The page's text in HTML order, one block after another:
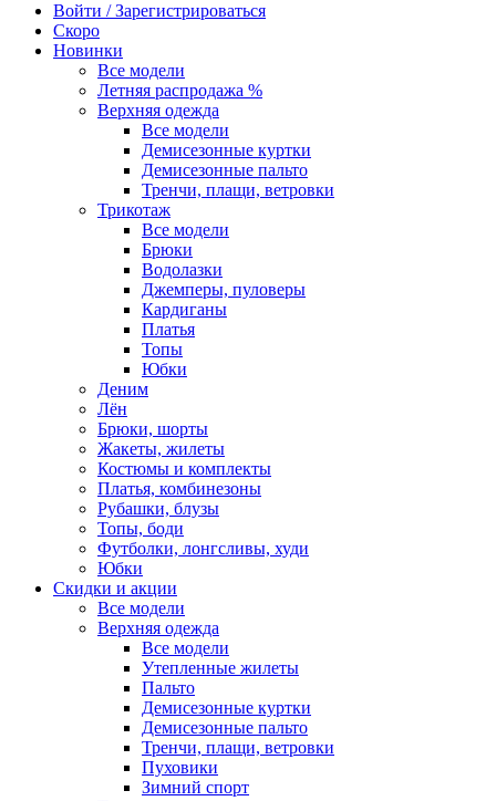
Войти / Зарегистрироваться
Скоро
Новинки
Все модели
Летняя распродажа %
Верхняя одежда
Все модели
Демисезонные куртки
Демисезонные пальто
Тренчи, плащи, ветровки
Трикотаж
Все модели
Брюки
Водолазки
Джемперы, пуловеры
Кардиганы
Платья
Топы
Юбки
Деним
Лён
Брюки, шорты
Жакеты, жилеты
Костюмы и комплекты
Платья, комбинезоны
Рубашки, блузы
Топы, боди
Футболки, лонгсливы, худи
Юбки
Скидки и акции
Все модели
Верхняя одежда
Все модели
Утепленные жилеты
Пальто
Демисезонные куртки
Демисезонные пальто
Тренчи, плащи, ветровки
Пуховики
Зимний спорт